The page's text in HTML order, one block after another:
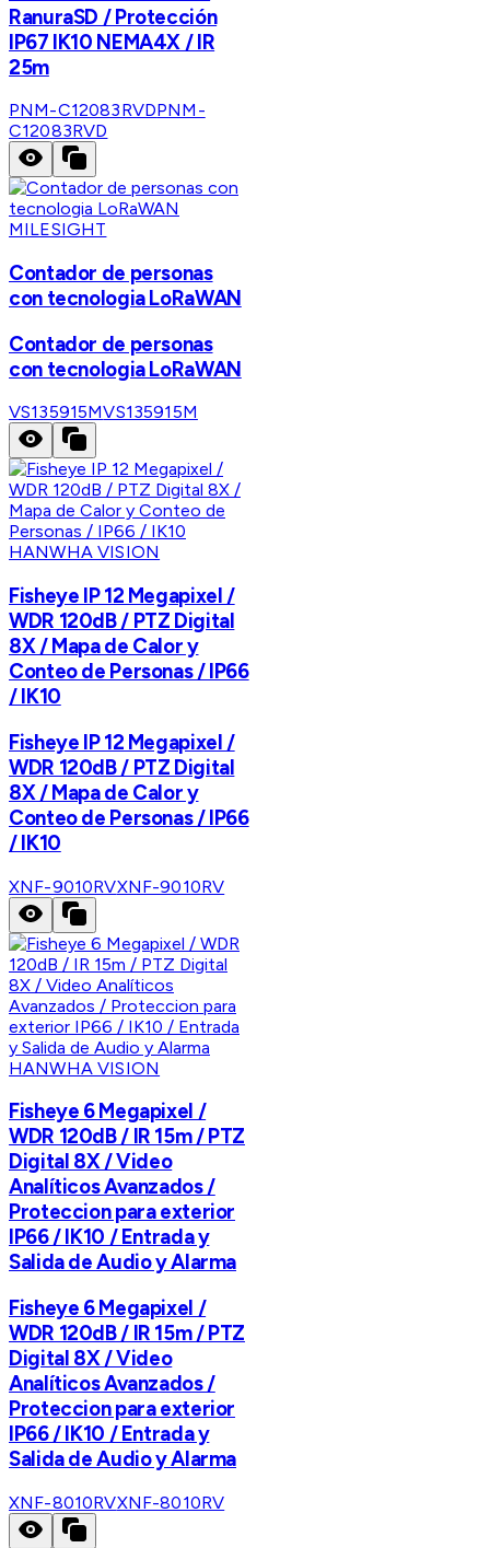
RanuraSD / Protección
IP67 IK10 NEMA4X / IR
25m
PNM-C12083RVDPNM-
C12083RVD
MILESIGHT
Contador de personas
con tecnologia LoRaWAN
Contador de personas
con tecnologia LoRaWAN
VS135915MVS135915M
HANWHA VISION
Fisheye IP 12 Megapixel /
WDR 120dB / PTZ Digital
8X / Mapa de Calor y
Conteo de Personas / IP66
/ IK10
Fisheye IP 12 Megapixel /
WDR 120dB / PTZ Digital
8X / Mapa de Calor y
Conteo de Personas / IP66
/ IK10
XNF-9010RVXNF-9010RV
HANWHA VISION
Fisheye 6 Megapixel /
WDR 120dB / IR 15m / PTZ
Digital 8X / Video
Analíticos Avanzados /
Proteccion para exterior
IP66 / IK10 / Entrada y
Salida de Audio y Alarma
Fisheye 6 Megapixel /
WDR 120dB / IR 15m / PTZ
Digital 8X / Video
Analíticos Avanzados /
Proteccion para exterior
IP66 / IK10 / Entrada y
Salida de Audio y Alarma
XNF-8010RVXNF-8010RV